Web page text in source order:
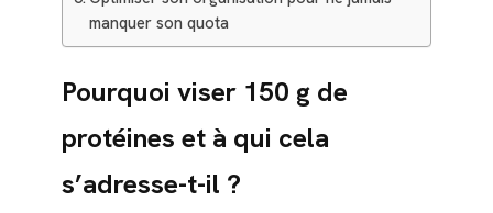
manquer son quota
Pourquoi viser 150 g de
protéines et à qui cela
s’adresse-t-il ?